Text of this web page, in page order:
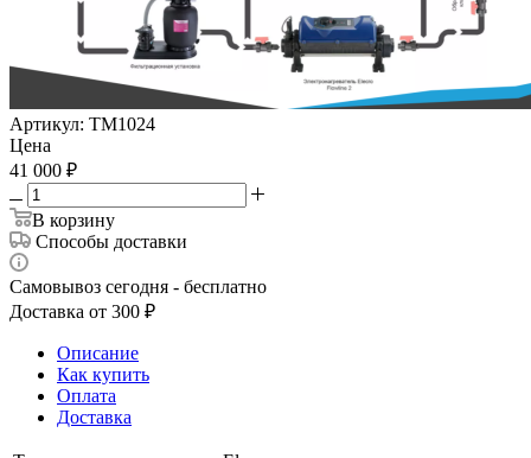
Артикул: ТМ1024
Цена
41 000 ₽
В корзину
Способы доставки
Самовывоз сегодня - бесплатно
Доставка от 300 ₽
Описание
Как купить
Оплата
Доставка